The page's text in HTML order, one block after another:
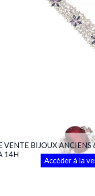
BIJOUX ANCIENS &
Accéder à la